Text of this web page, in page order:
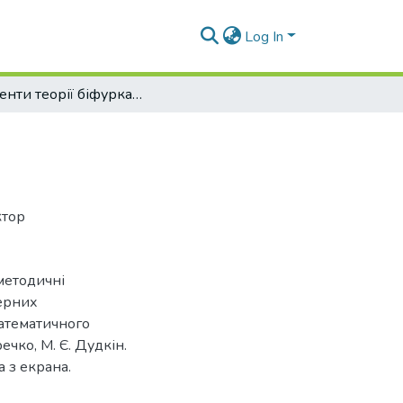
Log In
Елементи теорії біфуркацій
М. Є. Дудкін.
з екрана.